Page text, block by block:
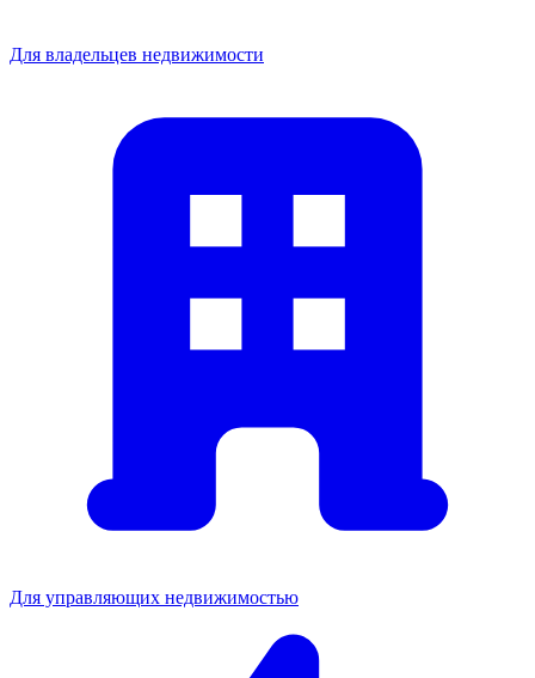
Для владельцев недвижимости
Для управляющих недвижимостью